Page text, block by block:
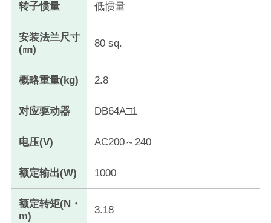
转子惯量 低惯量
安装法兰尺寸
(㎜)
80 sq.
概略重量(kg) 2.8
对应驱动器 DB64A□1
电压(V) AC200～240
额定输出(W) 1000
额定转矩(N・
m)
3.18